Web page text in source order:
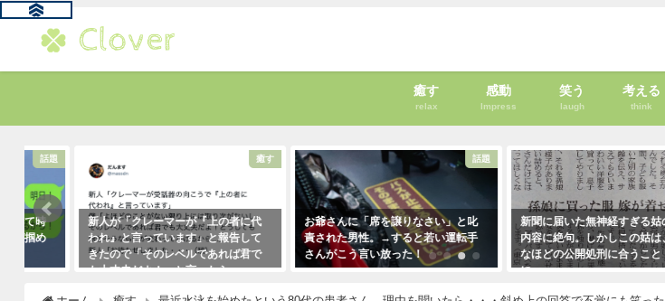
癒す
relax
感動
Impress
笑う
laugh
考える
think
新人が「クレーマーが『上の者に代
われ』と言っています」と報告して
きたので「そのレベルであれば君で
も大丈夫だよ！」と言ったら・・・
話題
お爺さんに「席を譲りなさい」と叱
責された男性。→すると若い運転手
さんがこう言い放った！
考える
新聞に届いた無神経すぎる姑の質問
内容に絶句。しかしこの姑は、見事
なほどの公開処刑に合うこと
に・・・